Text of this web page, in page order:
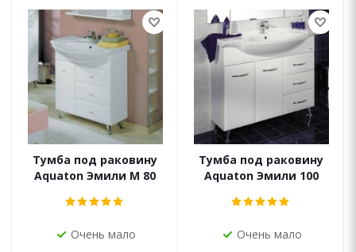
Тумба под раковину
Aquaton Эмили М 80
Очень мало
Тумба под раковину
Aquaton Эмили 100
Очень мало